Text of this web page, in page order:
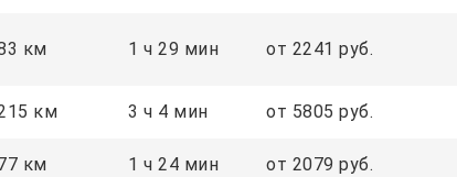
км 1 ч 29 мин от 2241 руб.
км 3 ч 4 мин от 5805 руб.
км 1 ч 24 мин от 2079 руб.